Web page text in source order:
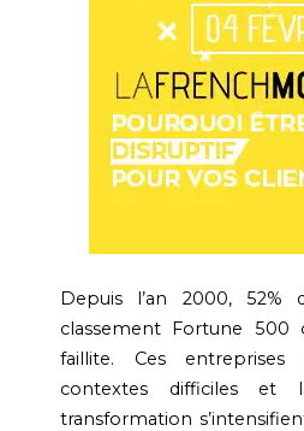
Depuis l’an 2000, 52%
classement Fortune
faillite. Ces
contextes difficiles et
transformation